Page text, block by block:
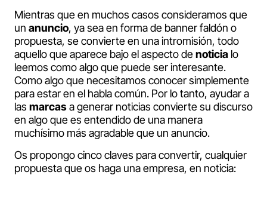
Mientras que en muchos casos consideramos que
un anuncio, ya sea en forma de banner faldón o
propuesta, se convierte en una intromisión, todo
aquello que aparece bajo el aspecto denoticia lo
leemos como algo que puede ser interesante.
Como algo que necesitamos conocer simplemente
para estar en el habla común. Por lo tanto, ayudar a
las marcasa generar noticias convierte su discurso
en algo que es entendido de una manera
muchísimo más agradable que un anuncio.
Os propongo cinco claves para convertir, cualquier
propuesta que os haga una empresa, en noticia: